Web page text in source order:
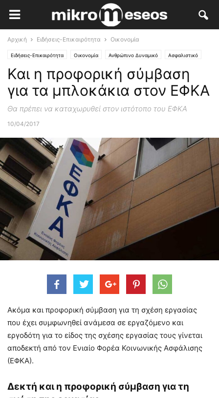
Αρχική Ειδήσεις-Επικαιρότητα Οικονομία
Ειδήσεις-Επικαιρότητα Οικονομία Ανθρώπινο Δυναμικό Ασφαλιστικό
Και η προφορική σύμβαση
για τα μπλοκάκια στον ΕΦΚΑ
Θα πρέπει να καταχωρυθεί στον ιστότοπο του ΕΦΚΑ
10/04/2017
Ακόμα και προφορική σύμβαση για τη σχέση εργασίας
που έχει συμφωνηθεί ανάμεσα σε εργαζόμενο και
εργοδότη για το είδος της σχέσης εργασίας τους γίνεται
αποδεκτή από τον Ενιαίο Φορέα Κοινωνικής Ασφάλισης
(ΕΦΚΑ).
Δεκτή και η προφορική σύμβαση για τη